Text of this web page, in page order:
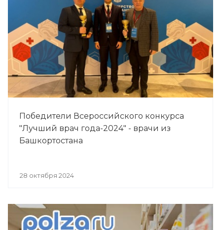
Победители Всероссийского конкурса
"Лучший врач года-2024" - врачи из
Башкортостана
28 октября 2024